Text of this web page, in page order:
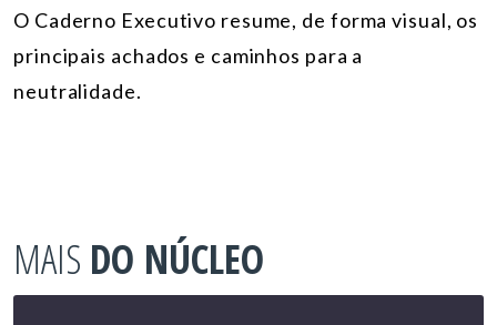
O Caderno Executivo resume, de forma visual, os
principais achados e caminhos para a
neutralidade.
MAIS DO NÚCLEO